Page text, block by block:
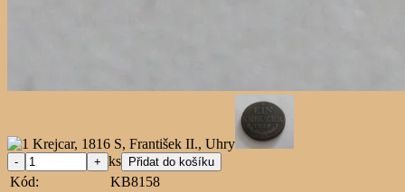
ks
Kód:
KB8158